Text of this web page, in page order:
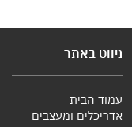
ניווט באתר
עמוד הבית
אדריכלים ומעצבים